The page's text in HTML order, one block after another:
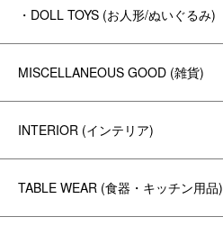
・DOLL TOYS (お人形/ぬいぐるみ)
MISCELLANEOUS GOOD (雑貨)
INTERIOR (インテリア)
TABLE WEAR (食器・キッチン用品)